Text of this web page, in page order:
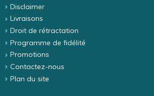
Disclaimer
Livraisons
Droit de rétractation
Programme de fidélité
Promotions
Contactez-nous
Plan du site